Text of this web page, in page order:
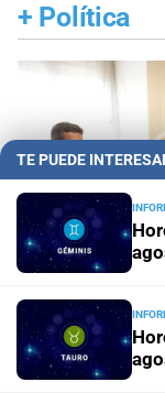
+ Política
TE PUEDE